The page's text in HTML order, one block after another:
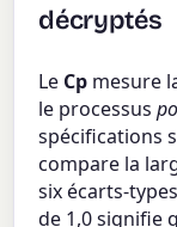
décryptés
Le Cp mesure
le processus
spécifications
compare la
six écarts-
de 1,0 signifie